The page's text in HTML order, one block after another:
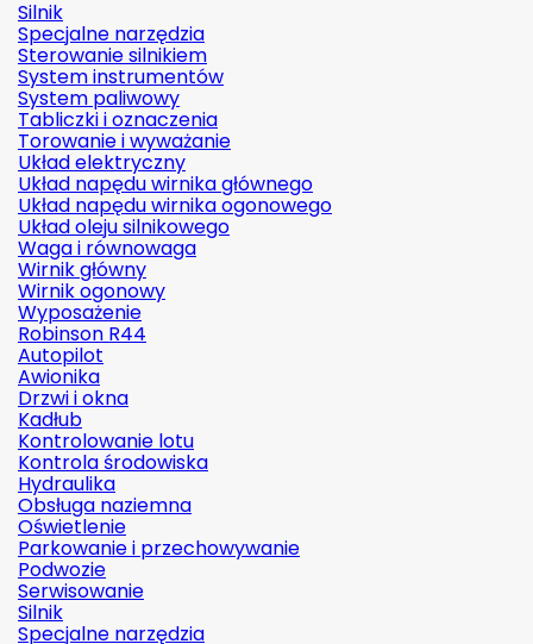
Silnik
Specjalne narzędzia
Sterowanie silnikiem
System instrumentów
System paliwowy
Tabliczki i oznaczenia
Torowanie i wyważanie
Układ elektryczny
Układ napędu wirnika głównego
Układ napędu wirnika ogonowego
Układ oleju silnikowego
Waga i równowaga
Wirnik główny
Wirnik ogonowy
Wyposażenie
Robinson R44
Autopilot
Awionika
Drzwi i okna
Kadłub
Kontrolowanie lotu
Kontrola środowiska
Hydraulika
Obsługa naziemna
Oświetlenie
Parkowanie i przechowywanie
Podwozie
Serwisowanie
Silnik
Specjalne narzędzia